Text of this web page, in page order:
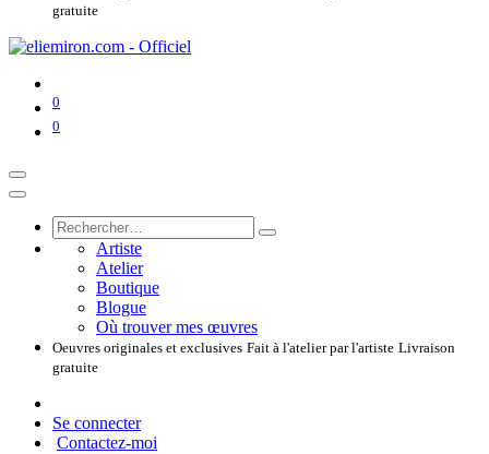
gratuite
0
0
Artiste
Atelier
Boutique
Blogue
Où trouver mes œuvres
Oeuvres originales et exclusives Fait à l'atelier par l'artiste Livraison
gratuite
Se connecter
Contactez-moi